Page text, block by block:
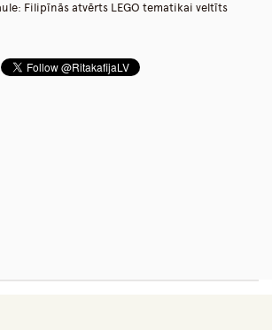
Filipīnās atvērts LEGO tematikai veltīts